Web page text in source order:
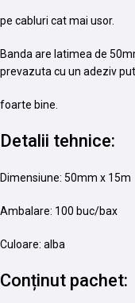
pe cabluri cat mai usor.
Banda are latimea de
prevazuta cu un adeziv
foarte bine.
Detalii tehnice:
Dimensiune: 50mm x 15m
Ambalare: 100 buc/bax
Culoare: alba
Conținut pachet: